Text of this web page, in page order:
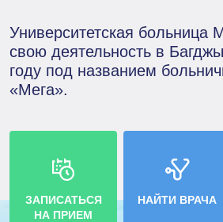
Университетская больница
свою деятельность в
году под названием
«Мега».
ЗАПИСАТЬСЯ
НА ПРИЕМ
НАЙТИ ВРАЧА